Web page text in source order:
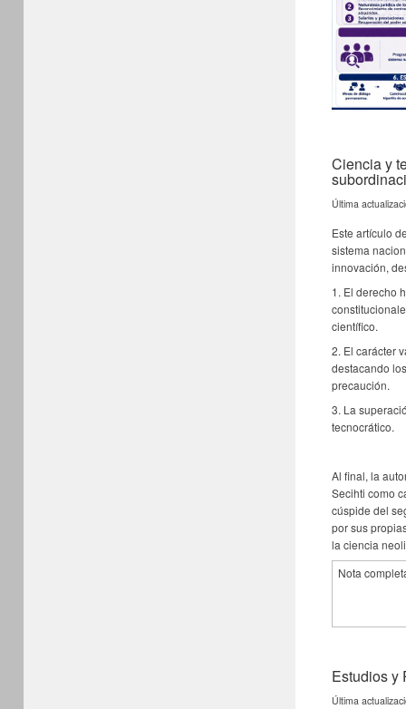
Ciencia y
Última
Este artículo
sistema
innovación,
1. El derecho
científico.
2. El carácter
destacando
precaución.
3. La
tecnocrático.
Al final, la
Secihti como
cúspide del
por sus
la ciencia
Nota
Estudios y
Última